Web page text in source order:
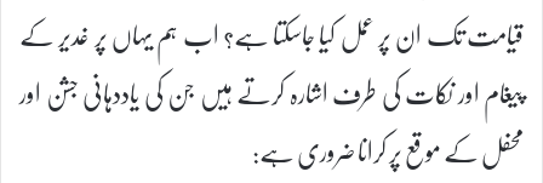
قیامت تک ان پر عمل کیا جاسکتا ہے؟ اب ہم یہاں پر غدیر کے
پیغام اور نکات کی طرف اشارہ کرتے ہیں جن کی یاددہانی جشن اور
محفل کے موقع پر کرانا ضروری ہے: